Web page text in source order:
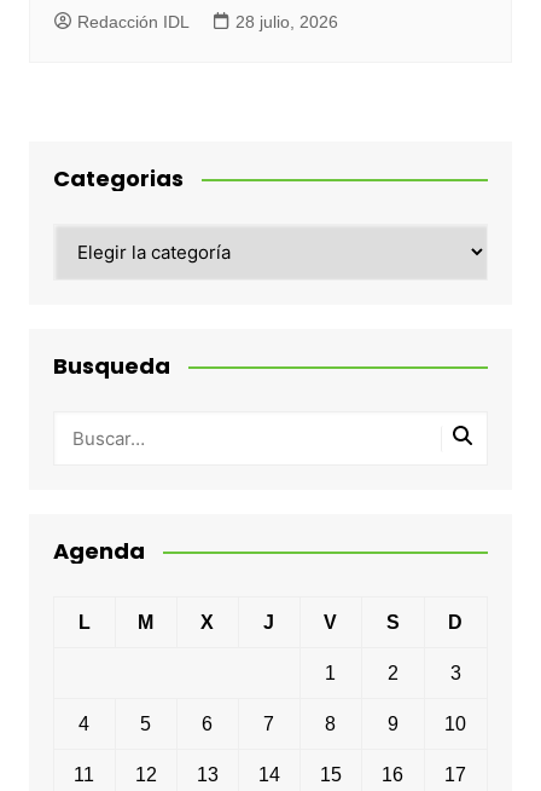
Redacción IDL 28 julio, 2026
Categorias
Busqueda
Agenda
L M X J V S D
1 2 3
4 5 6 7 8 9 10
11 12 13 14 15 16 17